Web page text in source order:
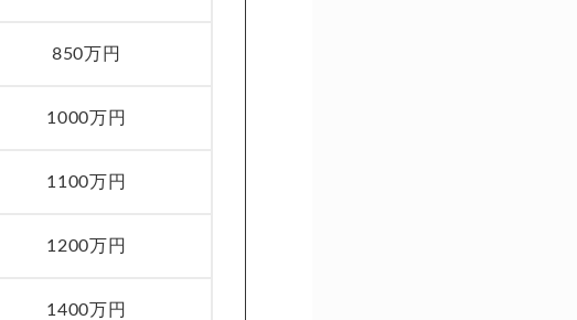
850万円
1000万円
1100万円
1200万円
1400万円